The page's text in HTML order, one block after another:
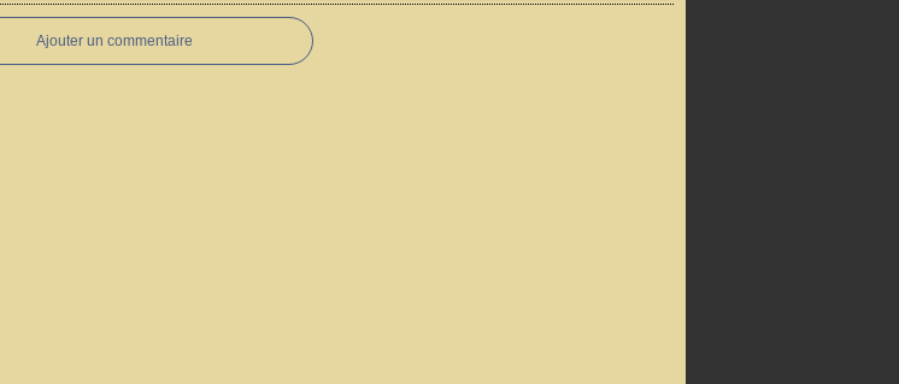
Ajouter un commentaire